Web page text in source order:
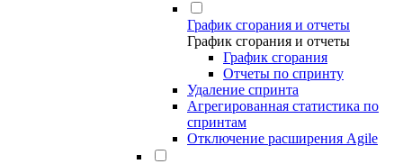
График сгорания и отчеты
График сгорания и отчеты
График сгорания
Отчеты по спринту
Удаление спринта
Агрегированная статистика по
спринтам
Отключение расширения Agile